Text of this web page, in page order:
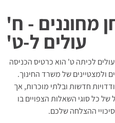
מחוננים - ח'
עולים ל-ט'
לכיתה ט' הוא כרטיס הכניסה
ולמצטיינים של משרד החינוך.
חדשות ובלתי מוכרות, אך
כל סוגי השאלות הצפויים בו
סיכויי ההצלחה שלכם.